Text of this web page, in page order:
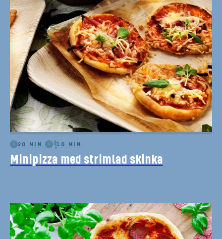
20 MIN. 10 MIN.
Minipizza med strimlad skinka